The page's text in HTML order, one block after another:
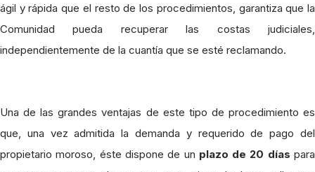
ágil y rápida que el resto de los procedimientos, garantiza que la
Comunidad pueda recuperar las costas judiciales,
independientemente de la cuantía que se esté reclamando.
Una de las grandes ventajas de este tipo de procedimiento es
que, una vez admitida la demanda y requerido de pago del
propietario moroso, éste dispone de un plazo de 20 días para